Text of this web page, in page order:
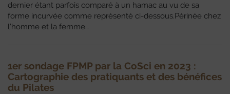
dernier étant parfois comparé à un hamac au vu de sa
forme incurvée comme représenté ci-dessous.Périnée chez
l’homme et la femme…
1er sondage FPMP par la CoSci en 2023 :
Cartographie des pratiquants et des bénéfices
du Pilates